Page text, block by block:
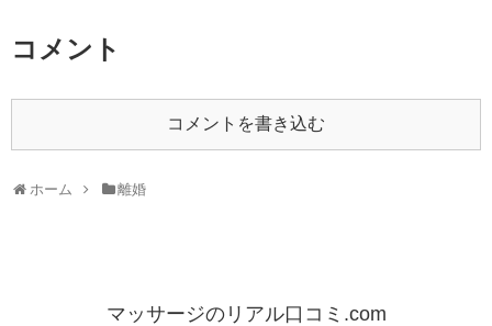
コメント
コメントを書き込む
ホーム 離婚
マッサージのリアル口コミ.com